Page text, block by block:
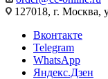
127018, г. Москва,
Вконтакте
Telegram
WhatsApp
Яндекс.Дзен